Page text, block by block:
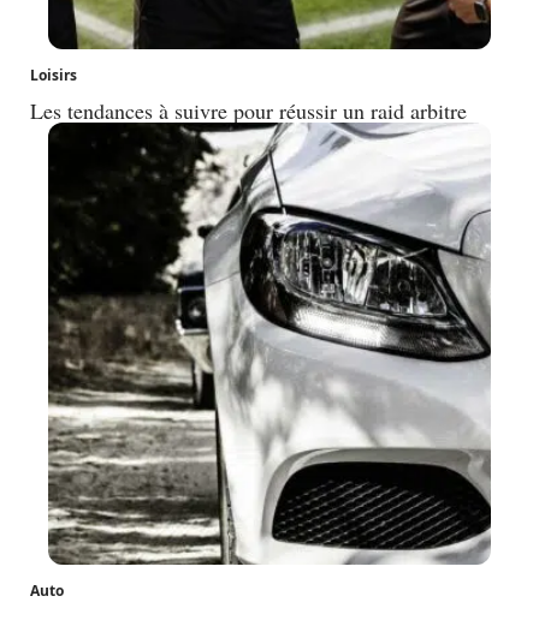
Loisirs
Les tendances à suivre pour réussir un raid arbitre
Auto